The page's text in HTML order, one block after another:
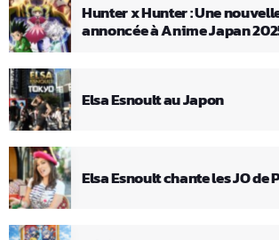
Hunter x Hunter : Une
annoncée à Anime Japan
Elsa Esnoult au Japon
Elsa Esnoult chante les JO de